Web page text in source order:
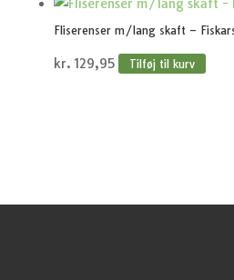
Fliserenser m/lang skaft –
kr. 129,95 Tilføj til kurv